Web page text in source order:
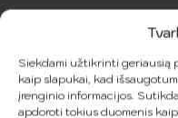
Siekdami užtikrinti geriausią
kaip slapukai, kad
įrenginio informacijos.
apdoroti tokius duomenis
Į Krepšelį